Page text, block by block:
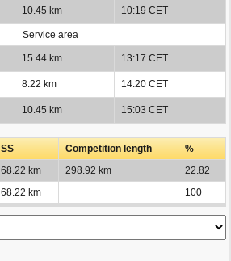
10.45 km 10:19 CET
Service area
15.44 km 13:17 CET
8.22 km 14:20 CET
10.45 km 15:03 CET
SS Competition length
%
68.22 km 298.92 km
22.82
68.22 km 100